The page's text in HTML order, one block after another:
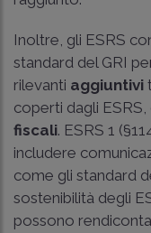
Inoltre, gli ESRS
standard del GRI
rilevanti aggiuntivi
coperti dagli
fiscali. ESRS 1
includere
come gli standard
sostenibilità degli
possono